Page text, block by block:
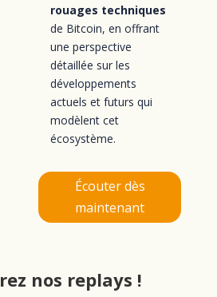
rouages techniques
de Bitcoin, en offrant
une perspective
détaillée sur les
développements
actuels et futurs qui
modèlent cet
écosystème.
Écouter dès
maintenant
nos replays !